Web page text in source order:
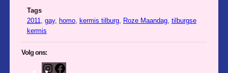
Tags
2011, gay, homo, kermis tilburg, Roze Maandag, tilburgse
kermis
Volg ons:
I